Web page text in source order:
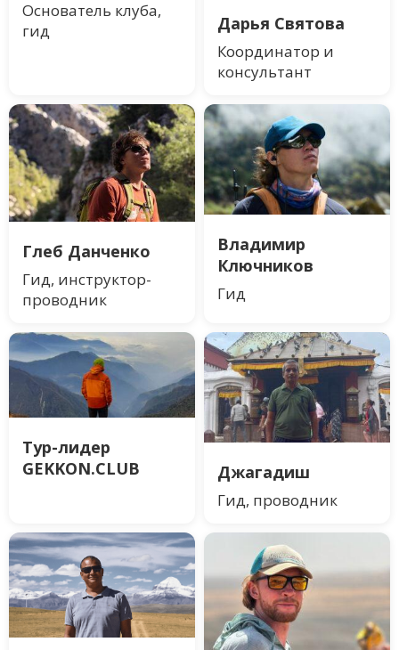
Основатель клуба,
гид
Дарья Святова
Координатор и
консультант
Глеб Данченко
Гид, инструктор-
проводник
Владимир
Ключников
Гид
Тур-лидер
GEKKON.CLUB
Джагадиш
Гид, проводник